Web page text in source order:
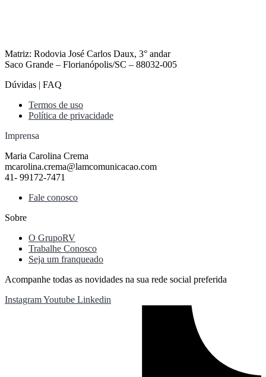
Matriz: Rodovia José Carlos Daux, 3° andar
Saco Grande – Florianópolis/SC – 88032-005
Dúvidas | FAQ
Termos de uso
Política de privacidade
Imprensa
Maria Carolina Crema
mcarolina.crema@lamcomunicacao.com
41- 99172-7471
Fale conosco
Sobre
O GrupoRV
Trabalhe Conosco
Seja um franqueado
Acompanhe todas as novidades na sua rede social preferida
InstagramYoutube Linkedin